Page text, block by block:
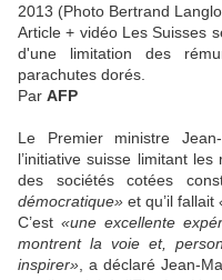
2013 (Photo Bertrand
Article + vidéoLes Suisses
d'une limitation des
parachutes dorés.
Par AFP
Le Premier ministre
l’initiative suisse limitant
des sociétés cotées
démocratique» et qu’il fallait
C’est «une excellente
montrent la voie et,
inspirer» , a déclaré Jean-